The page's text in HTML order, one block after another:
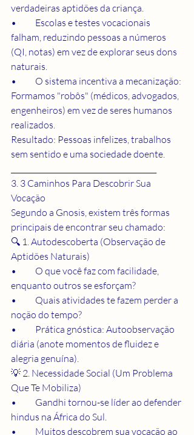
verdadeiras aptidões da criança.
•	Escolas e testes vocacionais
falham, reduzindo pessoas a números
(QI, notas) em vez de explorar seus dons
naturais.
•	O sistema incentiva a mecanização:
Formamos "robôs" (médicos, advogados,
engenheiros) em vez de seres humanos
realizados.
Resultado: Pessoas infelizes, trabalhos
sem sentido e uma sociedade doente.
3. 3 Caminhos Para Descobrir Sua
Vocação
Segundo a Gnosis, existem três formas
principais de encontrar seu chamado:
🔍 1. Autodescoberta (Observação de
Aptidões Naturais)
•	O que você faz com facilidade,
enquanto outros se esforçam?
•	Quais atividades te fazem perder a
noção do tempo?
•	Prática gnóstica: Autoobservação
diária (anote momentos de fluidez e
alegria genuína).
💡 2. Necessidade Social (Um Problema
Que Te Mobiliza)
•	Gandhi tornou-se líder ao defender
hindus na África do Sul.
•	Muitos descobrem sua vocação ao